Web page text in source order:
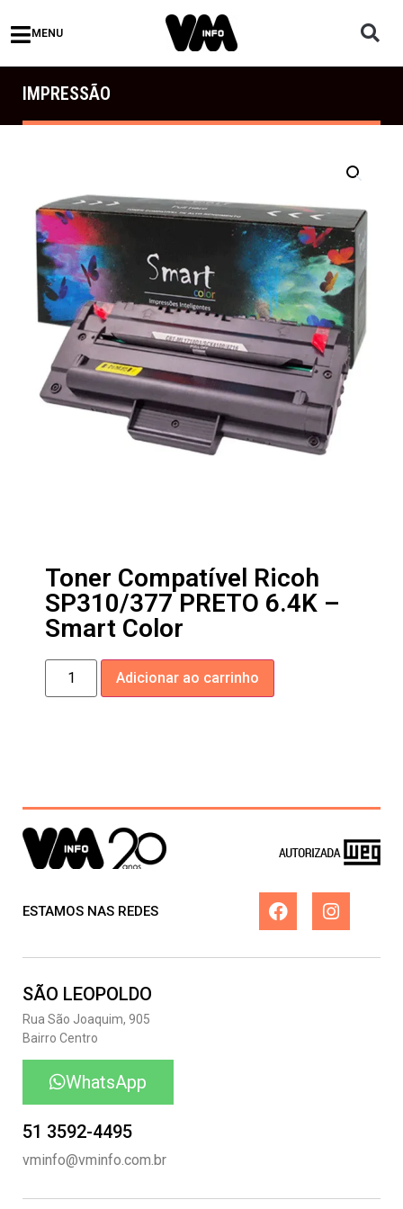
MENU
IMPRESSÃO
Toner Compatível Ricoh
SP310/377 PRETO 6.4K –
Smart Color
Adicionar ao carrinho
ESTAMOS NAS REDES
SÃO LEOPOLDO
Rua São Joaquim, 905
Bairro Centro
WhatsApp
51 3592-4495
vminfo@vminfo.com.br